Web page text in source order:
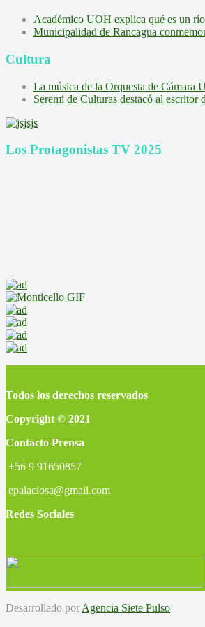
Académico UOH explica qué es un
Municipalidad de Rancagua
Cultura
La música de la Orquesta de Cámara
Seremi de Culturas destacó al
Los Protagonistas TV 2025
Todos los derechos reservados
Copyright © 2021
Contacto Prensa
+56 9 91650857
epalaciosa@gmail.com
Redes Sociales
Desarrollado por Agencia Siete Pulso